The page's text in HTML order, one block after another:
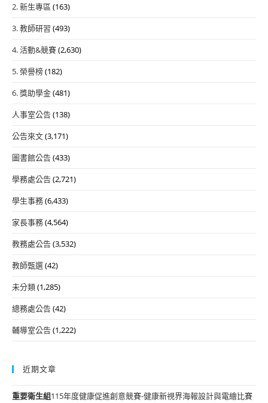
2. 新生專區 (163)
3. 教師研習 (493)
4. 活動&競賽(2,630)
5. 榮譽榜(182)
6. 獎助學金(481)
人事室公告(138)
公告來文(3,171)
圖書館公告(433)
學務處公告(2,721)
學生事務(6,433)
家長事務(4,564)
教務處公告(3,532)
教師甄選(42)
未分類(1,285)
總務處公告(42)
輔導室公告(1,222)
近期文章
重要衛生組115年度健康促進創意競賽-健康新視界海報設計與電繪比賽